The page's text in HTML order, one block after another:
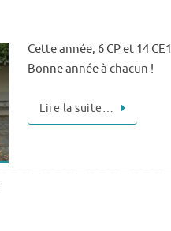
Cette année, 6 CP et 14
Bonne année à chacun !
Lire la suite…